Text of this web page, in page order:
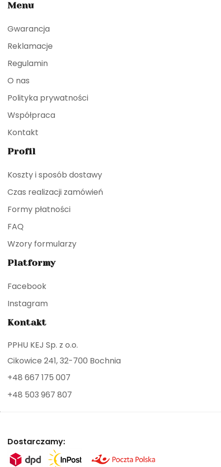
Menu
Gwarancja
Reklamacje
Regulamin
O nas
Polityka prywatności
Współpraca
Kontakt
Profil
Koszty i sposób dostawy
Czas realizacji zamówień
Formy płatności
FAQ
Wzory formularzy
Platformy
Facebook
Instagram
Kontakt
PPHU KEJ Sp. z o.o.
Cikowice 241, 32-700 Bochnia
+48 667 175 007
+48 503 967 807
Dostarczamy: